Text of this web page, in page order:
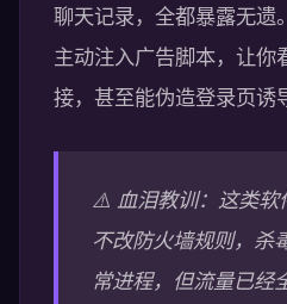
聊天记录，全都暴露无遗
主动注入广告脚本，让你
接，甚至能伪造登录页诱
⚠️ 血泪教训：这类软
不改防火墙规则，杀
常进程，但流量已经